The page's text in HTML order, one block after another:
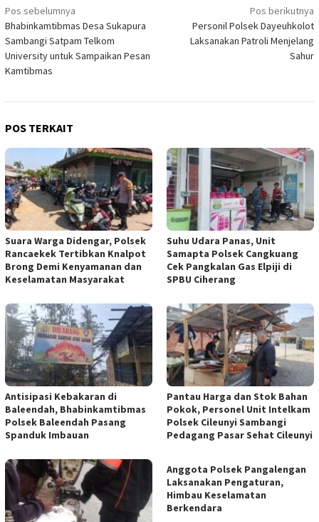
Navigasi
pos
Pos sebelumnya
Bhabinkamtibmas Desa Sukapura
Sambangi Satpam Telkom
University untuk Sampaikan Pesan
Kamtibmas
Pos berikutnya
Personil Polsek Dayeuhkolot
Laksanakan Patroli Menjelang
Sahur
POS TERKAIT
Suara Warga Didengar, Polsek
Rancaekek Tertibkan Knalpot
Brong Demi Kenyamanan dan
Keselamatan Masyarakat
Suhu Udara Panas, Unit
Samapta Polsek Cangkuang
Cek Pangkalan Gas Elpiji di
SPBU Ciherang
Antisipasi Kebakaran di
Baleendah, Bhabinkamtibmas
Polsek Baleendah Pasang
Spanduk Imbauan
Pantau Harga dan Stok Bahan
Pokok, Personel Unit Intelkam
Polsek Cileunyi Sambangi
Pedagang Pasar Sehat Cileunyi
Anggota Polsek Pangalengan
Laksanakan Pengaturan,
Himbau Keselamatan
Berkendara